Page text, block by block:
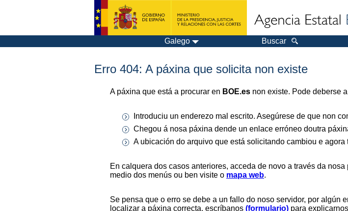
Galego Buscar
Erro 404: A páxina que solicita non existe
A páxina que está a procurar en BOE.es non existe. Pode deberse
Introduciu un enderezo mal escrito. Asegúrese de que non
Chegou á nosa páxina dende un enlace erróneo doutra
A ubicación do arquivo que está solicitando cambiou e agora
En calquera dos casos anteriores, acceda de novo a través da
medio dos menús ou ben visite o mapa web.
Se pensa que o erro se debe a un fallo do noso servidor, por algún
localizar a páxina correcta, escríbanos (formulario) para